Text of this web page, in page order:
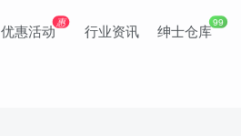
优惠活动惠 行业资讯 绅士仓库99